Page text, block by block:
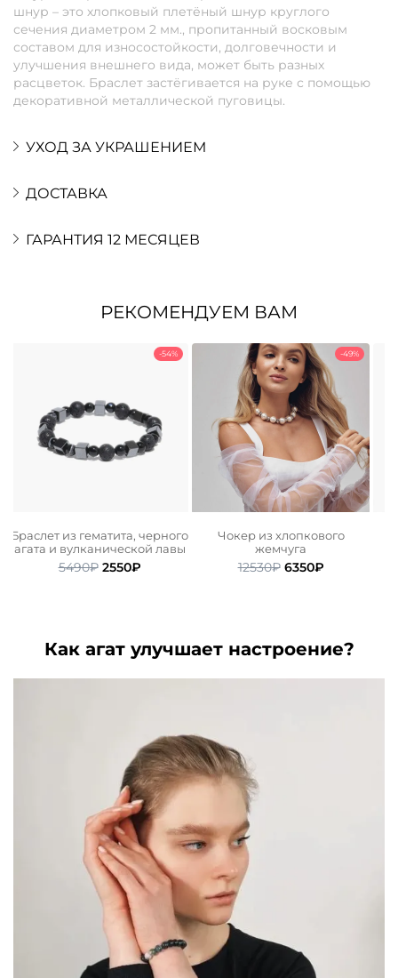
шнур – это хлопковый плетёный шнур круглого
сечения диаметром 2 мм., пропитанный восковым
составом для износостойкости, долговечности и
улучшения внешнего вида, может быть разных
расцветок. Браслет застёгивается на руке с помощью
декоративной металлической пуговицы.
УХОД ЗА УКРАШЕНИЕМ
ДОСТАВКА
ГАРАНТИЯ 12 МЕСЯЦЕВ
РЕКОМЕНДУЕМ ВАМ
-54%
Браслет из гематита, черного
агата и вулканической лавы
5490₽ Первоначальная
2550₽Текущая
-49%
Чокер из хлопкового
жемчуга
12530₽ Первоначальная
6350₽Текущая
Как агат улучшает настроение?